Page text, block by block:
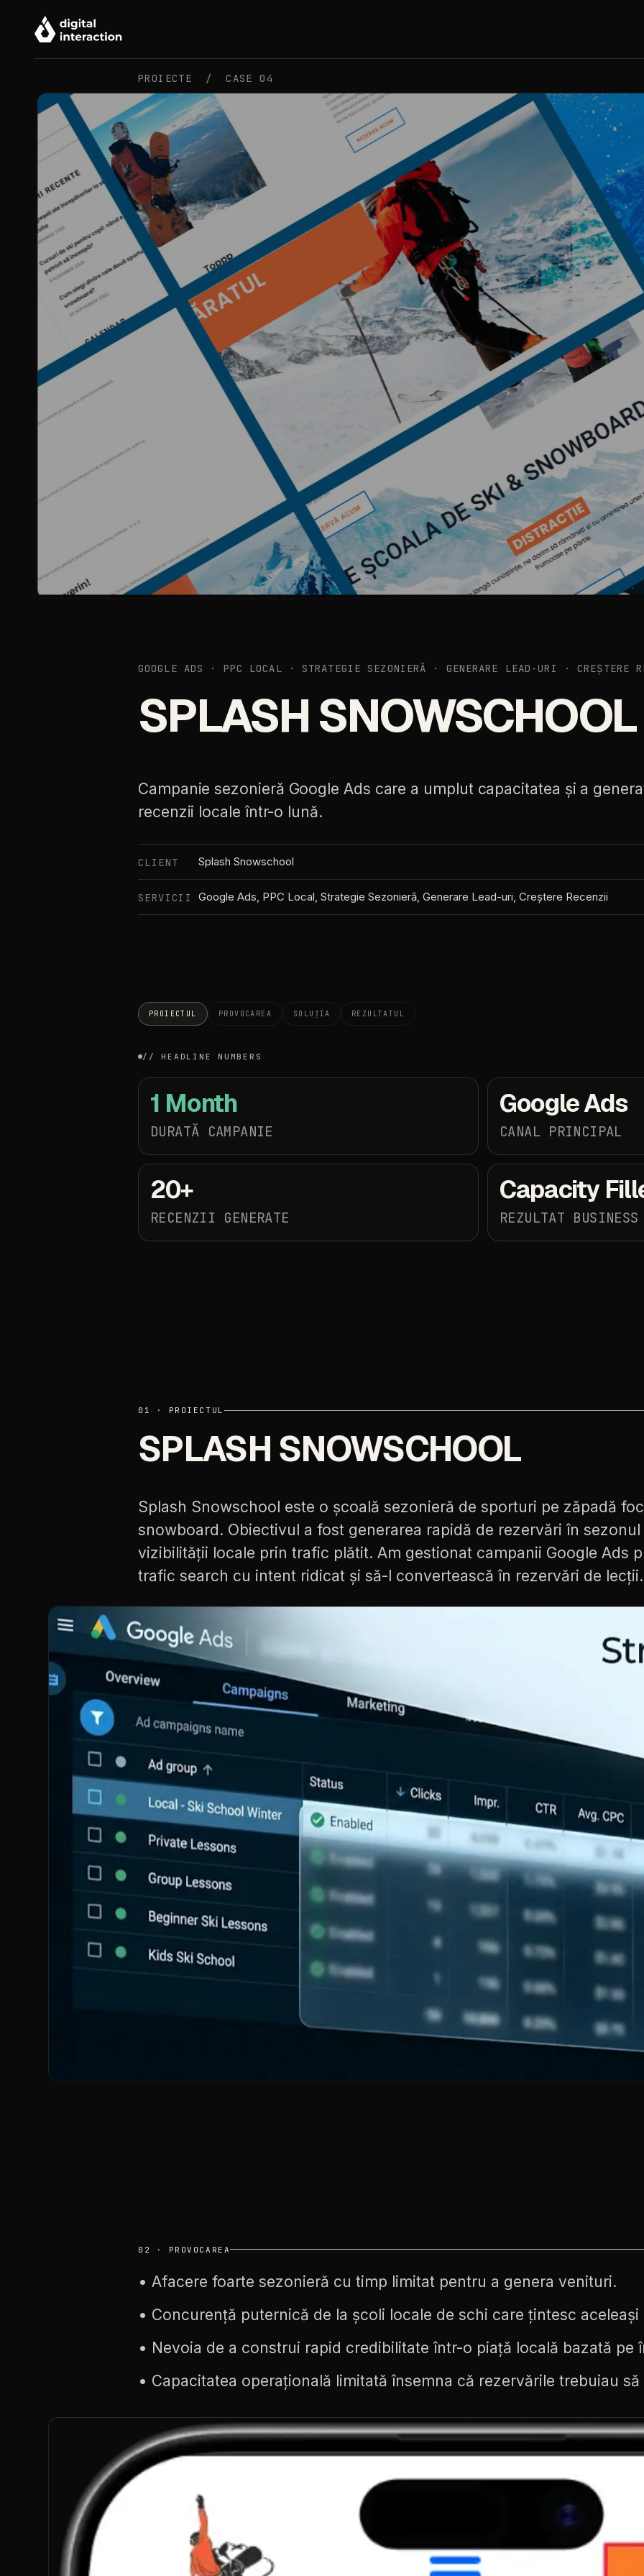
PROIECTE /CASE 04
GOOGLE ADS · PPC LOCAL · STRATEGIE SEZONIERĂ · GENERARE LEAD-URI · CREȘTERE
SPLASHSNOWSCHOOL
Campanie sezonieră Google Ads care a umplut capacitatea și a
recenzii locale într-o lună.
CLIENT Splash Snowschool
SERVICII Google Ads, PPC Local, Strategie Sezonieră, Generare Lead-uri, Creștere Recenzii
PROIECTUL PROVOCAREA SOLUȚIA REZULTATUL
// HEADLINE NUMBERS
1 Month
DURATĂ CAMPANIE
GoogleAds
CANAL PRINCIPAL
20+
RECENZII GENERATE
Capacity
REZULTAT BUSINESS
01 · PROIECTUL
SPLASH SNOWSCHOOL
Splash Snowschool este o școală sezonieră de sporturi pe zăpadă
snowboard. Obiectivul a fost generarea rapidă de rezervări în sezonul
vizibilității locale prin trafic plătit. Am gestionat campanii Google Ads
trafic search cu intent ridicat și să-l convertească în rezervări de lecții.
02 · PROVOCAREA
• Afacere foarte sezonieră cu timp limitat pentru a genera venituri.
• Concurență puternică de la școli locale de schi care țintesc aceleași
• Nevoia de a construi rapid credibilitate într-o piață locală bazată pe
• Capacitatea operațională limitată însemna că rezervările trebuiau să